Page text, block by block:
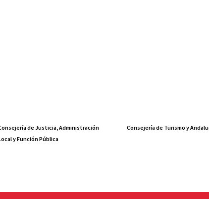
de Justicia, Administración
y Función Pública
Consejería de Turismo y